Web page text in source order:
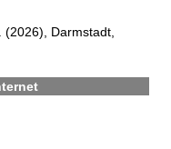
(2026), Darmstadt,